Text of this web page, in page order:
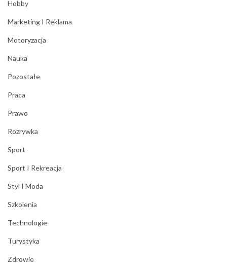
Hobby
Marketing I Reklama
Motoryzacja
Nauka
Pozostałe
Praca
Prawo
Rozrywka
Sport
Sport I Rekreacja
Styl I Moda
Szkolenia
Technologie
Turystyka
Zdrowie